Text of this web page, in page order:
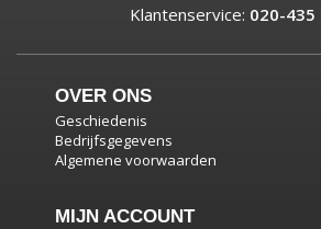
Klantenservice: 020-435
OVER ONS
Geschiedenis
Bedrijfsgegevens
Algemene voorwaarden
MIJN ACCOUNT